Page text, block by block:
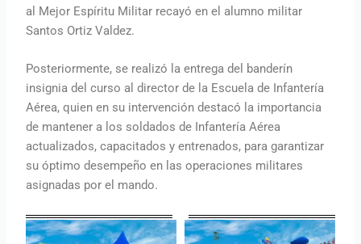
al Mejor Espíritu Militar recayó en el alumno militar
Santos Ortiz Valdez.
Posteriormente, se realizó la entrega del banderín
insignia del curso al director de la Escuela de Infantería
Aérea, quien en su intervención destacó la importancia
de mantener a los soldados de Infantería Aérea
actualizados, capacitados y entrenados, para garantizar
su óptimo desempeño en las operaciones militares
asignadas por el mando.